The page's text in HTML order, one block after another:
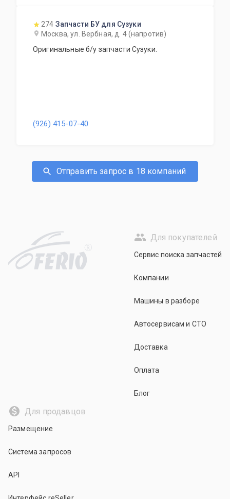
274 Запчасти БУ для Сузуки
Москва, ул. Вербная, д. 4 (напротив)
Оригинальные б/у запчасти Сузуки.
(926) 415-07-40
Отправить запрос в 18 компаний
R
Для покупателей
Сервис поиска запчастей
Компании
Машины в разборе
Автосервисам и СТО
Доставка
Оплата
Блог
Для продавцов
Размещение
Система запросов
API